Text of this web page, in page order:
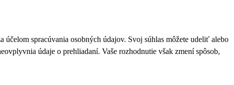
spracúvania osobných údajov. Svoj súhlas môžete udeliť alebo
údaje o prehliadaní. Vaše rozhodnutie však zmení spôsob,